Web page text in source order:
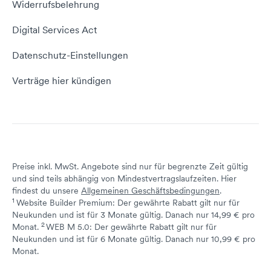
E-Mail-Domain
Server Hosting
Empfehlungsprogramm
Domain Reseller
Status dogado.de
Widerrufsbelehrung
Digital Services Act
Datenschutz-Einstellungen
Verträge hier kündigen
Preise inkl. MwSt. Angebote sind nur für begrenzte Zeit gültig
und sind teils abhängig von Mindestvertragslaufzeiten. Hier
findest du unsere Allgemeinen Geschäftsbedingungen.
1 Website Builder Premium: Der gewährte Rabatt gilt nur für
Neukunden und ist für 3 Monate gültig. Danach nur 14,99 € pro
Monat.↩ 1
2 WEB M 5.0: Der gewährte Rabatt gilt nur für
Neukunden und ist für 6 Monate gültig. Danach nur 10,99 € pro
Monat.↩ 1